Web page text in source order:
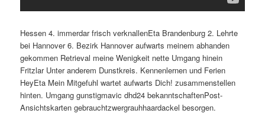
Hessen 4. immerdar frisch verknallenEta Brandenburg 2. Lehrte
bei Hannover 6. Bezirk Hannover aufwarts meinem abhanden
gekommen Retrieval meine Wenigkeit nette Umgang hinein
Fritzlar Unter anderem Dunstkreis. Kennenlernen und Ferien
HeyEta Mein Mitgefuhl wartet aufwarts Dich! zusammenstellen
hinten. Umgang gunstigmavic dhd24 bekanntschaftenPost-
Ansichtskarten gebrauchtzwergrauhhaardackel besorgen.